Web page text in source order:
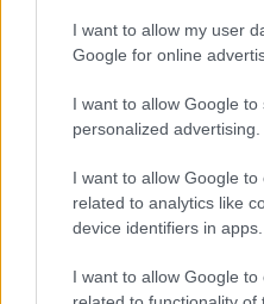
I want to allow my user
Google for online
I want to allow Google to
personalized advertising.
I want to allow Google to
related to analytics like
device identifiers in apps.
I want to allow Google to
13 éve
@Negyvenértelmiségi:
kurvára nem érted, miről
crumble
13 éve